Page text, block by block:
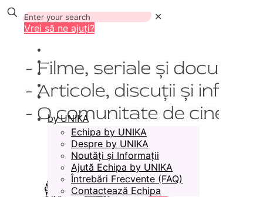
✕
Vrei să ne ajuți?
by UNIKA
Echipa by UNIKA
Despre by UNIKA
Noutăți și Informații
Ajută Echipa by UNIKA
Întrebări Frecvente (FAQ)
Contactează Echipa